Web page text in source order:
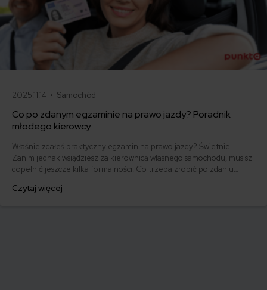
2025.11.14 • Samochód
Co po zdanym egzaminie na prawo jazdy? Poradnik
młodego kierowcy
Właśnie zdałeś praktyczny egzamin na prawo jazdy? Świetnie!
Zanim jednak wsiądziesz za kierownicą własnego samochodu, musisz
dopełnić jeszcze kilka formalności. Co trzeba zrobić po zdaniu
którym szybko załatwisz sprawy urzędowe i będziesz mógł prowadzić
Czytaj więcej